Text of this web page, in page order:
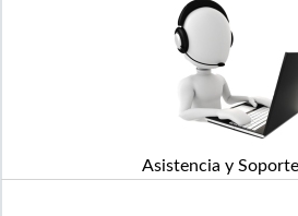
Asistencia y